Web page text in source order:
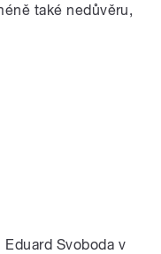
také nedůvěru,
Svoboda v